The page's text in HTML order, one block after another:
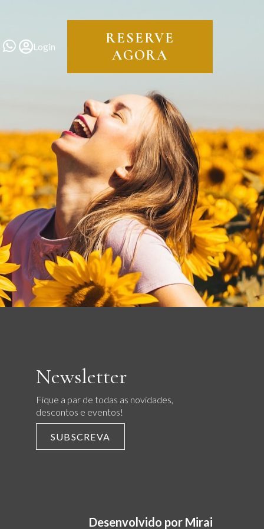
Login
RESERVE
AGORA
Newsletter
Fique a par de todas as novidades,
descontos e eventos!
SUBSCREVA
Desenvolvido por Mirai